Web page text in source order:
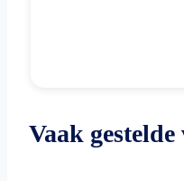
Vaak gestelde